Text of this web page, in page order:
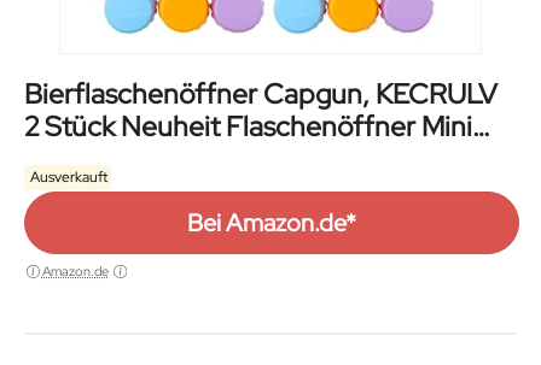
Bierflaschenöffner Capgun, KECRULV
2 Stück Neuheit Flaschenöffner Mini
Pistole Geformt mit 12er Set Silikon–
Kronkorken Wiederverwendbarer, für
Bar, Kellner, Outdoor, Party, Patio Cabin
Trinkspiel
Ausverkauft
Bei Amazon.de*
Amazon.de